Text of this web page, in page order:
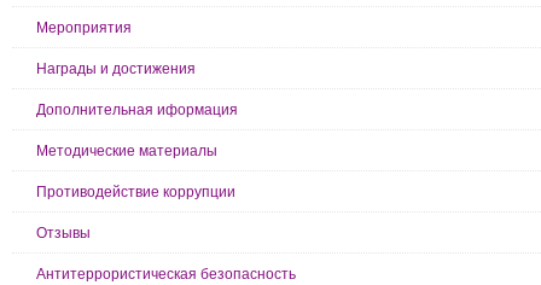
Мероприятия
Награды и достижения
Дополнительная иформация
Методические материалы
Противодействие коррупции
Отзывы
Антитеррористическая безопасность